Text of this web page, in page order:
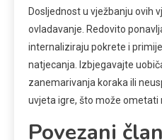
Dosljednost u vježbanju ovih
ovladavanje. Redovito
internaliziraju pokrete i
natjecanja. Izbjegavajte
zanemarivanja koraka ili
uvjeta igre, što može ometati
Povezani